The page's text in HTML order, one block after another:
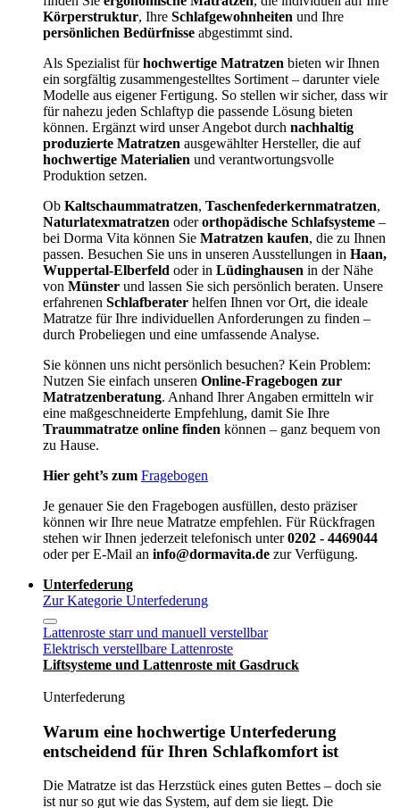
Körperstruktur, Ihre Schlafgewohnheiten und Ihre
persönlichen Bedürfnisse abgestimmt sind.
Als Spezialist fürhochwertige Matratzen bieten wir Ihnen
ein sorgfältig zusammengestelltes Sortiment – darunter viele
Modelle aus eigener Fertigung. So stellen wir sicher, dass wir
für nahezu jeden Schlaftyp die passende Lösung bieten
können. Ergänzt wird unser Angebot durch nachhaltig
produzierte Matratzen ausgewählter Hersteller, die auf
hochwertige Materialien und verantwortungsvolle
Produktion setzen.
Ob Kaltschaummatratzen, Taschenfederkernmatratzen,
Naturlatexmatratzen oderorthopädische Schlafsysteme –
bei Dorma Vita können Sie Matratzen kaufen, die zu Ihnen
passen. Besuchen Sie uns in unseren Ausstellungen in Haan,
Wuppertal-Elberfeld oder in Lüdinghausen in der Nähe
von Münster und lassen Sie sich persönlich beraten. Unsere
erfahrenen Schlafberater helfen Ihnen vor Ort, die ideale
Matratze für Ihre individuellen Anforderungen zu finden –
durch Probeliegen und eine umfassende Analyse.
Sie können uns nicht persönlich besuchen? Kein Problem:
Nutzen Sie einfach unseren Online-Fragebogen zur
Matratzenberatung. Anhand Ihrer Angaben ermitteln wir
eine maßgeschneiderte Empfehlung, damit Sie Ihre
Traummatratze online finden können – ganz bequem von
zu Hause.
Hier geht’s zum Fragebogen
Je genauer Sie den Fragebogen ausfüllen, desto präziser
können wir Ihre neue Matratze empfehlen. Für Rückfragen
stehen wir Ihnen jederzeit telefonisch unter0202 - 4469044
oder per E-Mail an info@dormavita.de zur Verfügung.
Unterfederung
Zur Kategorie Unterfederung
Lattenroste starr und manuell verstellbar
Elektrisch verstellbare Lattenroste
Liftsysteme und Lattenroste mit Gasdruck
Unterfederung
Warum eine hochwertige Unterfederung
entscheidend für Ihren Schlafkomfort ist
Die Matratze ist das Herzstück eines guten Bettes – doch sie
ist nur so gut wie das System, auf dem sie liegt. Die